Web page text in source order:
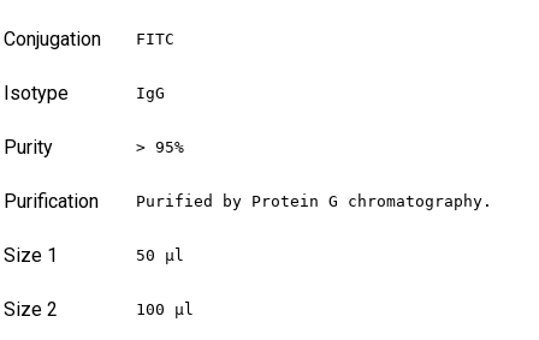
Conjugation FITC
Isotype IgG
Purity > 95%
Purification Purified by Protein G chromatography.
Size 1 50 µl
Size 2 100 µl